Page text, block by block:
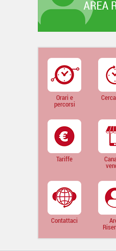
Orari e
percorsi
Tariffe
Contattaci